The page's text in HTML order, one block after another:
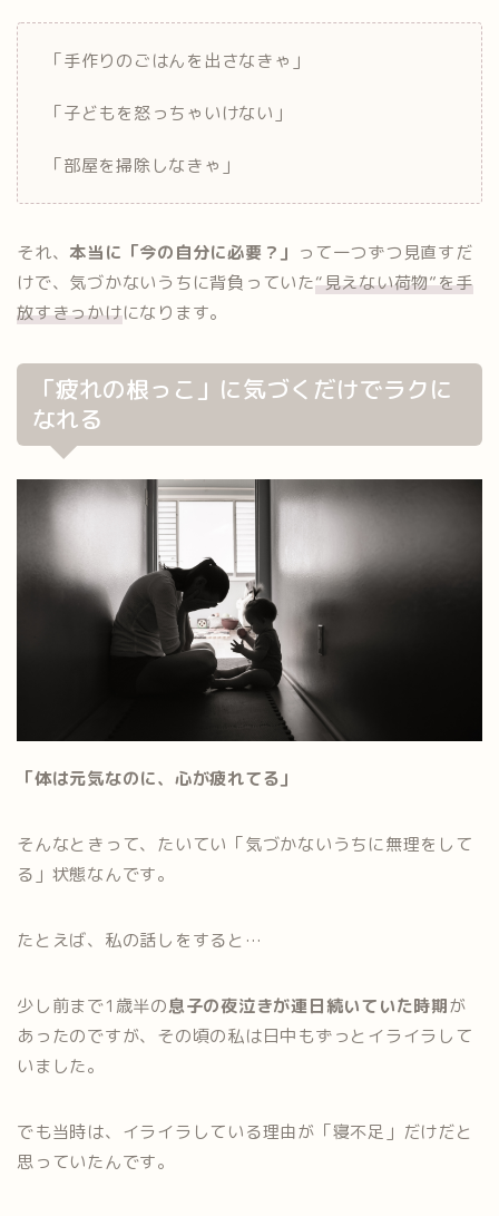
「手作りのごはんを出さなきゃ」
「子どもを怒っちゃいけない」
「部屋を掃除しなきゃ」
それ、 本当に「今の自分に必要？」 って一つずつ見直すだ
けで、気づかないうちに背負っていた“見えない荷物”を手
放すきっかけになります。
「疲れの根っこ」に気づくだけでラクに
なれる
「体は元気なのに、心が疲れてる」
そんなときって、たいてい「気づかないうちに無理をして
る」状態なんです。
たとえば、私の話しをすると…
少し前まで1歳半の息子の夜泣きが連日続いていた時期が
あったのですが、その頃の私は日中もずっとイライラして
いました。
でも当時は、イライラしている理由が「寝不足」だけだと
思っていたんです。